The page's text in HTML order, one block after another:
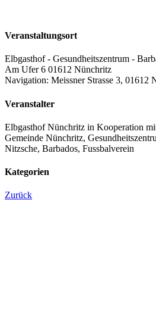
Veranstaltungsort
Elbgasthof - Gesundheitszentrum -
Am Ufer 6 01612 Nünchritz
Navigation: Meissner Strasse 3, 01612
Veranstalter
Elbgasthof Nünchritz in Kooperation
Gemeinde Nünchritz,
Nitzsche, Barbados, Fussbalverein
Kategorien
Zurück